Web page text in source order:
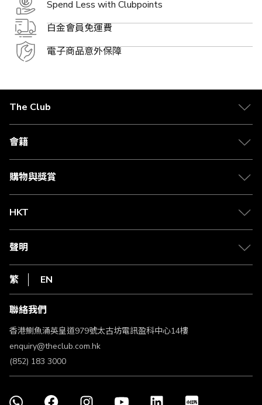
Spend Less with Clubpoints
白金會員免運費
電子商品意外保障
The Club
關於 The Club
合作夥伴
媒體中心
會籍
會籍及專屬禮遇
賺取積分
購物與獎賞
物流與配送
Club Shopping 商品領取站
常見問題
HKT
csl.
1010
HKT
聲明
私隱聲明
使用條款
條款及細則
不歧視及不騷擾聲明
認可牌照及通告
繁 EN
聯絡我們
香港鰂魚涌英皇道979號太古坊電訊盈科中心14樓
enquiry@theclub.com.hk
(852) 183 3000